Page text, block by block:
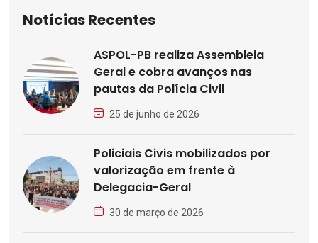
Notícias Recentes
ASPOL-PB realiza Assembleia
Geral e cobra avanços nas
pautas da Polícia Civil
25 de junho de 2026
Policiais Civis mobilizados por
valorização em frente à
Delegacia-Geral
30 de março de 2026